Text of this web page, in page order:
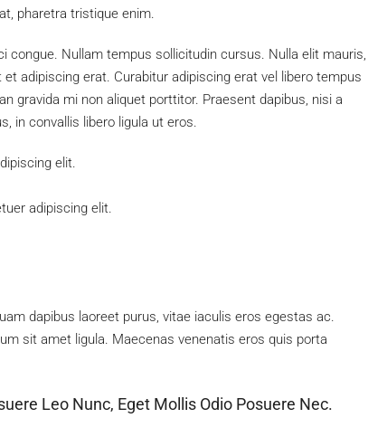
pharetra tristique enim.
congue. Nullam tempus sollicitudin cursus. Nulla elit mauris,
adipiscing erat. Curabitur adipiscing erat vel libero tempus
gravida mi non aliquet porttitor. Praesent dapibus, nisi a
in convallis libero ligula ut eros.
elit.
adipiscing elit.
dapibus laoreet purus, vitae iaculis eros egestas ac.
sit amet ligula. Maecenas venenatis eros quis porta
Leo Nunc, Eget Mollis Odio Posuere Nec.